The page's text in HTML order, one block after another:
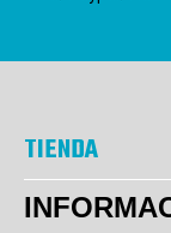
TIENDA